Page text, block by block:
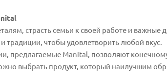
страсть семьи к своей работе и
традиции, чтобы удовлетворить любой вкус.
предлагаемые Manital, позволяют
выбрать продукт, который наилучшим